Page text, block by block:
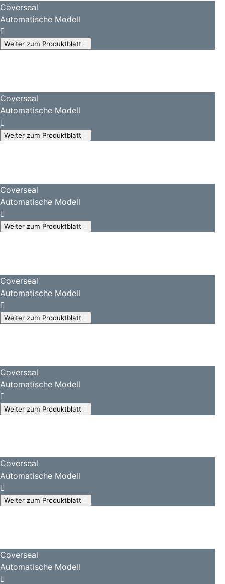
Coverseal
Automatische Modell
Weiter zum Produktblatt
Coverseal
Automatische Modell
Weiter zum Produktblatt
Coverseal
Automatische Modell
Weiter zum Produktblatt
Coverseal
Automatische Modell
Weiter zum Produktblatt
Coverseal
Automatische Modell
Weiter zum Produktblatt
Coverseal
Automatische Modell
Weiter zum Produktblatt
Coverseal
Automatische Modell